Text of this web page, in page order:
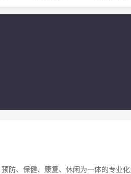
防、保健、康复、休闲为一体的专业